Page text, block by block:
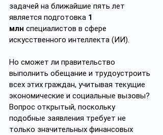
задачей на ближайшие пять лет
является подготовка 1
млн специалистов в сфере
искусственного интеллекта (ИИ).
Но сможет ли правительство
выполнить обещание и трудоустроить
всех этих граждан, учитывая текущие
экономические и социальные вызовы?
Вопрос открытый, поскольку
подобные заявления требует не
только значительных финансовых